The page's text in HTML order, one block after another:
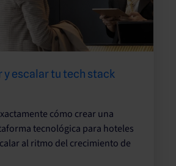
y escalar tu tech stack
cómo crear una
tecnológica para hoteles
al ritmo del crecimiento de